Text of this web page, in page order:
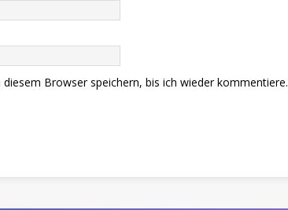
Browser speichern, bis ich wieder kommentiere.